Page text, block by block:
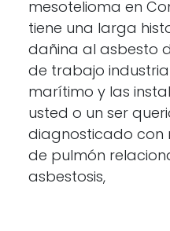
mesotelioma en
tiene una larga
dañina al asbesto
de trabajo
marítimo y las
usted o un ser
diagnosticado con
de pulmón
asbestosis,